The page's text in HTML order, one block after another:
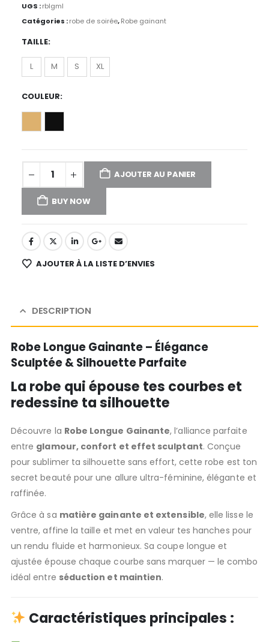
UGS :rblgml
Catégories :robe de soirée,Robe gainant
TAILLE
L
S
L M S XL
COULEUR
AJOUTER AU PANIER
BUY NOW
Alternative:
AJOUTER À LA LISTE D’ENVIES
DESCRIPTION
Robe Longue Gainante – Élégance
Sculptée & Silhouette Parfaite
La robe qui épouse tes courbes et
redessine ta silhouette
Découvre la Robe Longue Gainante, l’alliance parfaite
entre glamour, confort et effet sculptant. Conçue
pour sublimer ta silhouette sans effort, cette robe est ton
secret beauté pour une allure ultra-féminine, élégante et
raffinée.
Grâce à sa matière gainante et extensible, elle lisse le
ventre, affine la taille et met en valeur tes hanches pour
un rendu fluide et harmonieux. Sa coupe longue et
ajustée épouse chaque courbe sans marquer — le combo
idéal entre séduction et maintien.
Caractéristiques principales :